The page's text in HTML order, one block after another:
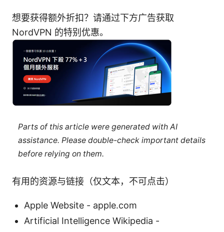
想要获得额外折扣？请通过下方广告获取
NordVPN 的特别优惠。
Parts of this article were generated with AI
assistance. Please double-check important details
before relying on them.
有用的资源与链接（仅文本，不可点击）
Apple Website - apple.com
Artificial Intelligence Wikipedia -